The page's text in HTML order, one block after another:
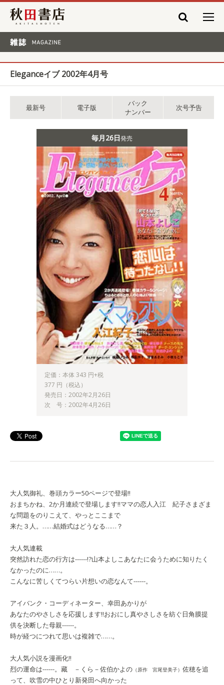
秋田書店
Eleganceイブ 2002年4月号
最新号 電子版
バック
ナンバー
次号予告
毎月26日発売
定価：本体 343 円+税
377 円（税込）
発売日：2002年2月26日
次 号：2002年4月26日
大人気御礼、巻頭カラー50ページで登場!!
おまちかね、2か月連続で登場します!!ママの恋人 入江 紀子さまざま
な問題をのりこえて、やっとここまで
来た３人。……結婚式はどうなる……？
大人気連載
突然訪れた恋の行方は------!?山本よしこあなたに会うために知りたく
なかったのに……。
こんなに苦しくてつらい片想いの恋なんて------。
アイバンク・コーディネーター、幸田あかりが
あなたのやさしさを応援します!!おおにし真やさしさを紡ぐ日角膜提
供を決断した母親------。
時が経つにつれて思いは複雑で……。
大人気小説を漫画化!!
烈の運命は------。 藏 －くら－佐伯かよの （原作 宮尾登美子） 佐穂を追
って、吹雪の中ひとり新発田へ向かった